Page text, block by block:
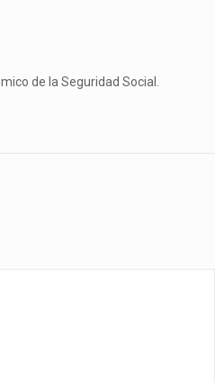
de la Seguridad Social.